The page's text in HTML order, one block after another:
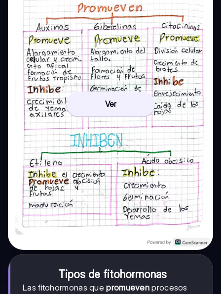
Ver
Tipos de fitohormonas
Las fitohormonas quepromueven procesos